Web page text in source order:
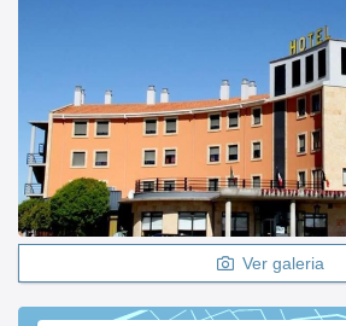
Ver galeria